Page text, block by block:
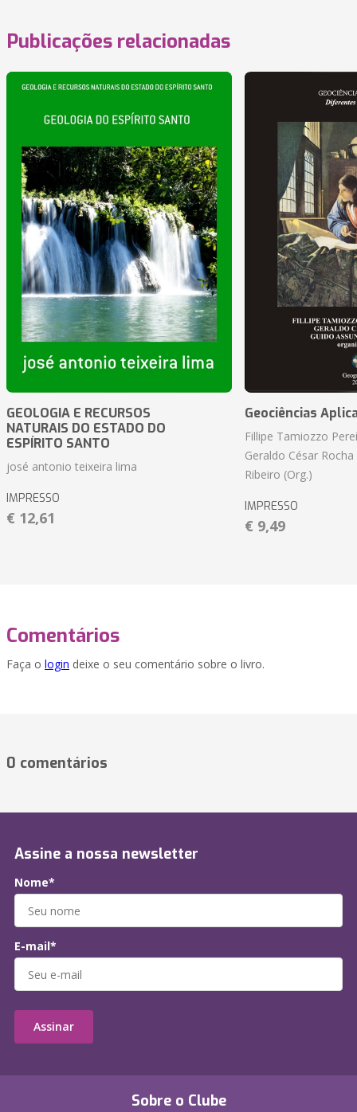
Publicações relacionadas
GEOLOGIA E RECURSOS
NATURAIS DO ESTADO DO
ESPÍRITO SANTO
josé antonio teixeira lima
IMPRESSO
€ 12,61
Geociências
Fillipe Tamiozzo
Geraldo César
Ribeiro (Org.)
IMPRESSO
€ 9,49
Comentários
Faça o login deixe o seu comentário sobre o livro.
0 comentários
Sobre o Clube
Assine a nossa newsletter
Nome*
E-mail*
Assinar